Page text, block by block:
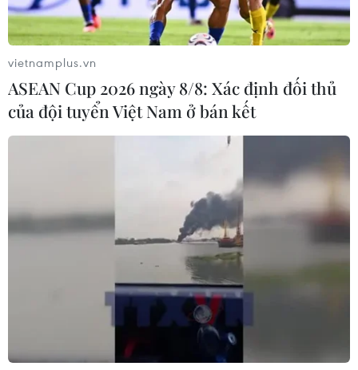
vietnamplus.vn
ASEAN Cup 2026 ngày 8/8: Xác định đối thủ
của đội tuyển Việt Nam ở bán kết